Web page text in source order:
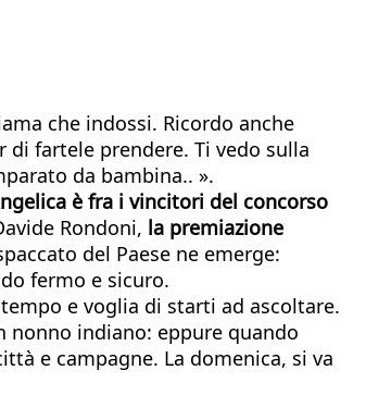
che indossi. Ricordo anche
fartele prendere. Ti vedo sulla
da bambina.. ».
è fra i vincitori del concorso
Rondoni, la premiazione
del Paese ne emerge:
fermo e sicuro.
e voglia di starti ad ascoltare.
nonno indiano: eppure quando
e campagne. La domenica, si va